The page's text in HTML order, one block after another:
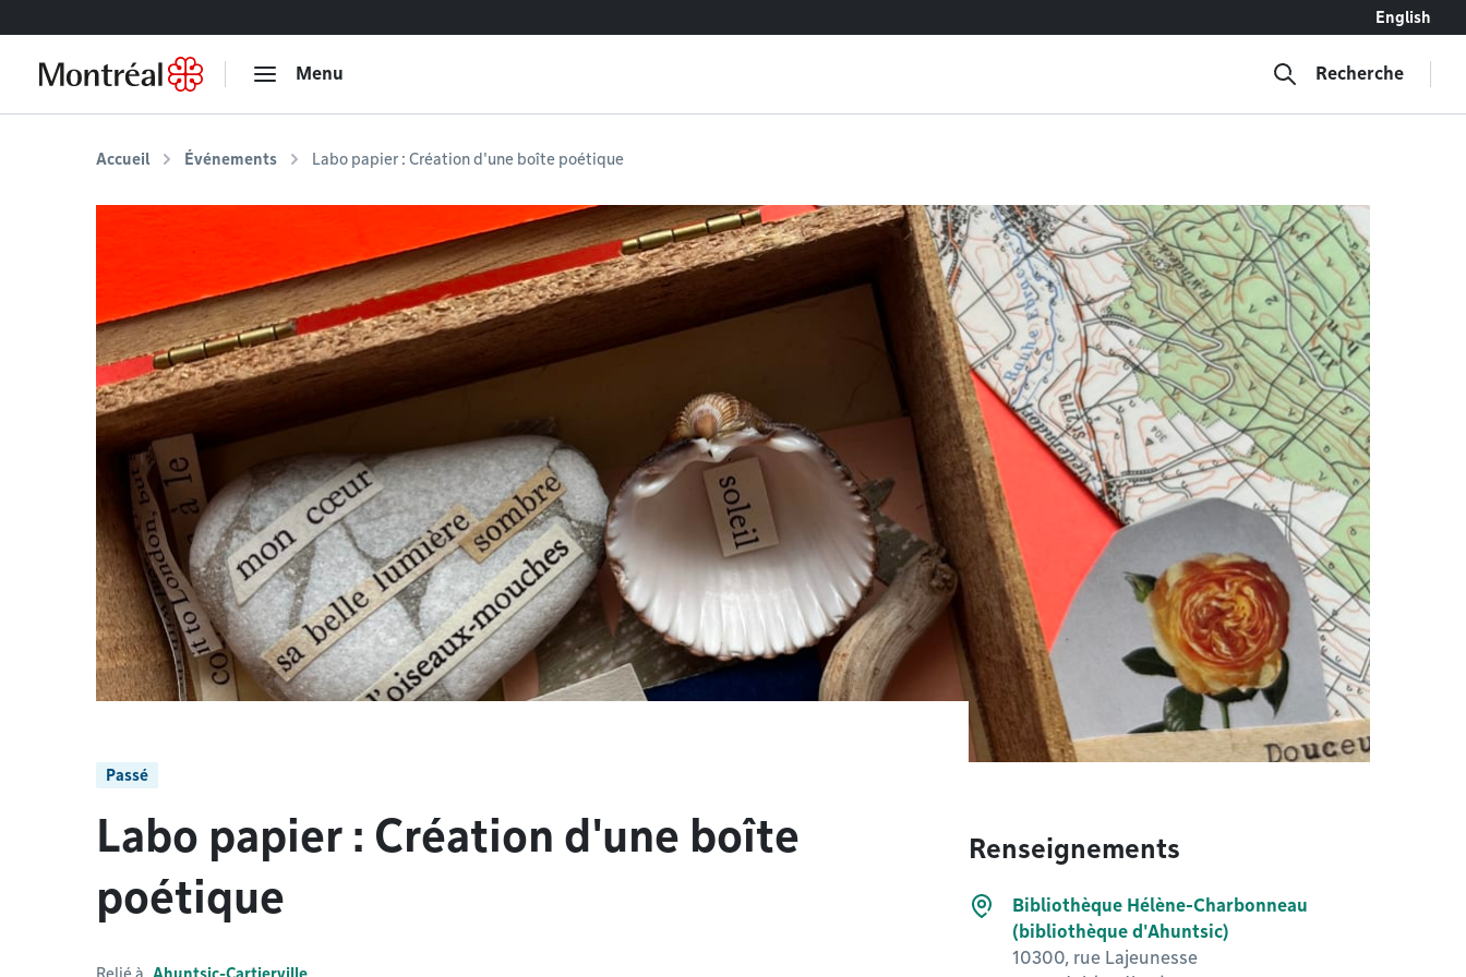
English
Menu Recherche
Accueil Événements Labo papier : Création d'une boîte poétique
Passé
Labo papier : Création d'une boîte
poétique
Renseignements
Bibliothèque Hélène-Charbonneau
(bibliothèque d'Ahuntsic)
10300, rue Lajeunesse